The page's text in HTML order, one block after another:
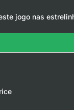
jogo nas